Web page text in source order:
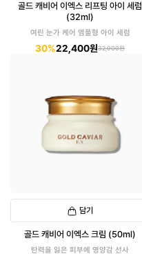
골드 캐비어 이엑스 리프팅 아이 세럼
(32ml)
여린 눈가 케어 앰플형 아이 세럼
30%22,400원32,000원
담기
골드 캐비어 이엑스 크림 (50ml)
탄력을 잃은 피부에 영양감 선사